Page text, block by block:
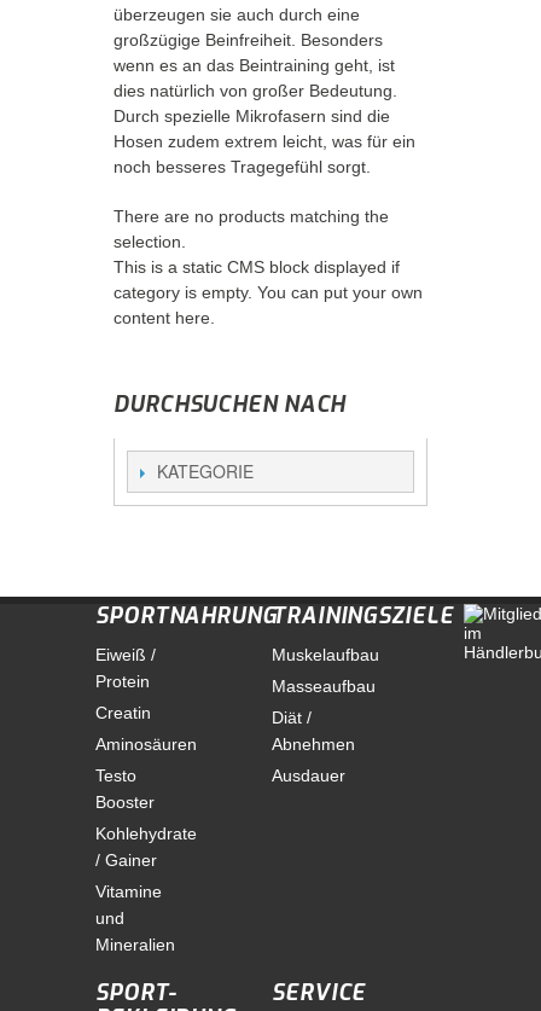
überzeugen sie auch durch eine
großzügige Beinfreiheit. Besonders
wenn es an das Beintraining geht, ist
dies natürlich von großer Bedeutung.
Durch spezielle Mikrofasern sind die
Hosen zudem extrem leicht, was für ein
noch besseres Tragegefühl sorgt.
There are no products matching the
selection.
This is a static CMS block displayed if
category is empty. You can put your own
content here.
DURCHSUCHEN NACH
KATEGORIE
SPORTNAHRUNG
Eiweiß /
Protein
Creatin
Aminosäuren
Testo
Booster
Kohlehydrate
/ Gainer
Vitamine
und
Mineralien
TRAININGSZIELE
Muskelaufbau
Masseaufbau
Diät /
Abnehmen
Ausdauer
SPORT-
SERVICE